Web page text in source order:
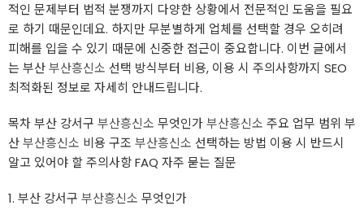
적인 문제부터 법적 분쟁까지 다양한 상황에서 전문적인 도움을 필요
로 하기 때문인데요. 하지만 무분별하게 업체를 선택할 경우 오히려
피해를 입을 수 있기 때문에 신중한 접근이 중요합니다. 이번 글에서
는 부산부산흥신소 선택 방식부터 비용, 이용 시 주의사항까지 SEO
최적화된 정보로 자세히 안내드립니다.
목차 부산 강서구 부산흥신소 무엇인가부산흥신소 주요 업무 범위 부
산부산흥신소 비용 구조 부산흥신소 선택하는 방법 이용 시 반드시
알고 있어야 할 주의사항 FAQ 자주 묻는 질문
1. 부산 강서구 부산흥신소 무엇인가